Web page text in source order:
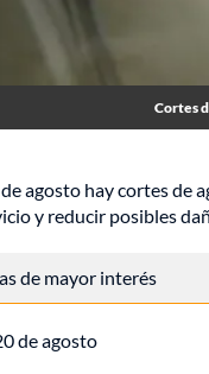
Cortes
agosto hay cortes de
y reducir posibles
de mayor interés
de agosto